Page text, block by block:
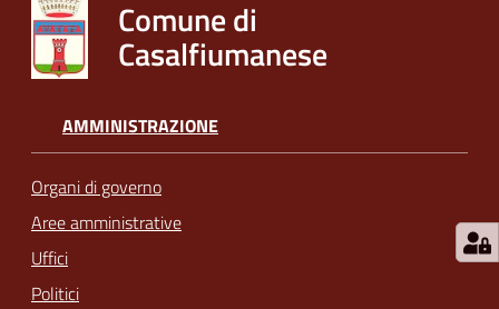
Comune di
Casalfiumanese
AMMINISTRAZIONE
Organi di governo
Aree amministrative
Uffici
Politici